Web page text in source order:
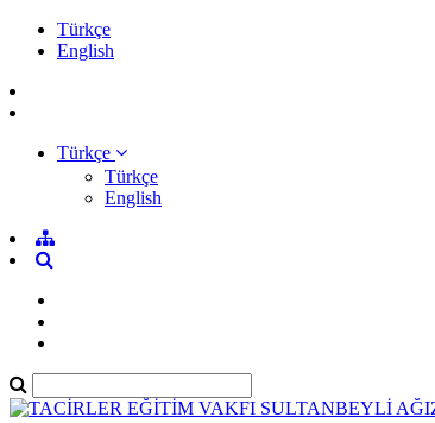
Türkçe
English
Türkçe
Türkçe
English